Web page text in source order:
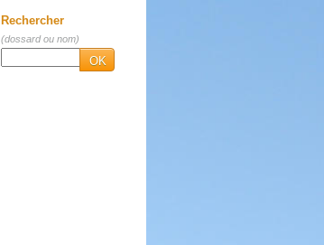
Rechercher
(dossard ou nom)
OK